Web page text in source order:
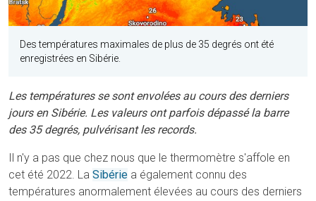
Des températures maximales de plus de 35 degrés ont été
enregistrées en Sibérie.
Les températures se sont envolées au cours des derniers
jours en Sibérie. Les valeurs ont parfois dépassé la barre
des 35 degrés, pulvérisant les records.
Il n'y a pas que chez nous que le thermomètre s'affole en
cet été 2022. La Sibérie a également connu des
températures anormalement élevées au cours des derniers